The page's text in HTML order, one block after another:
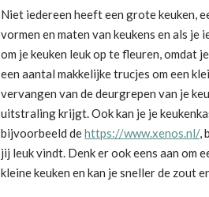
Niet iedereen heeft een grote keuken,
vormen en maten van keukens en als je
om je keuken leuk op te fleuren, omdat
een aantal makkelijke trucjes om een
vervangen van de deurgrepen van je
uitstraling krijgt. Ook kan je je
bijvoorbeeld dehttps://www.xenos.nl/,
jij leuk vindt. Denk er ook eens aan om
kleine keuken en kan je sneller de zout